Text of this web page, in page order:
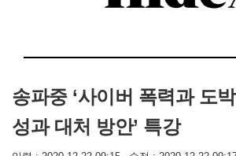
송파중 ‘사이버 폭력과 도
성과 대처 방안’ 특강